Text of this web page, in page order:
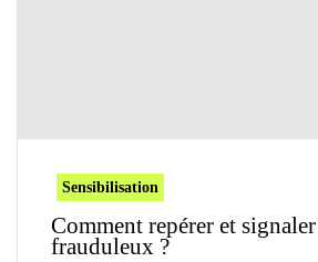
Sensibilisation
Comment repérer et
frauduleux ?